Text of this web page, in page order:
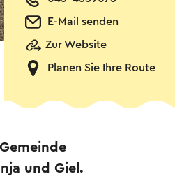
E-Mail senden
Zur Website
Planen Sie Ihre Route
und Giel.